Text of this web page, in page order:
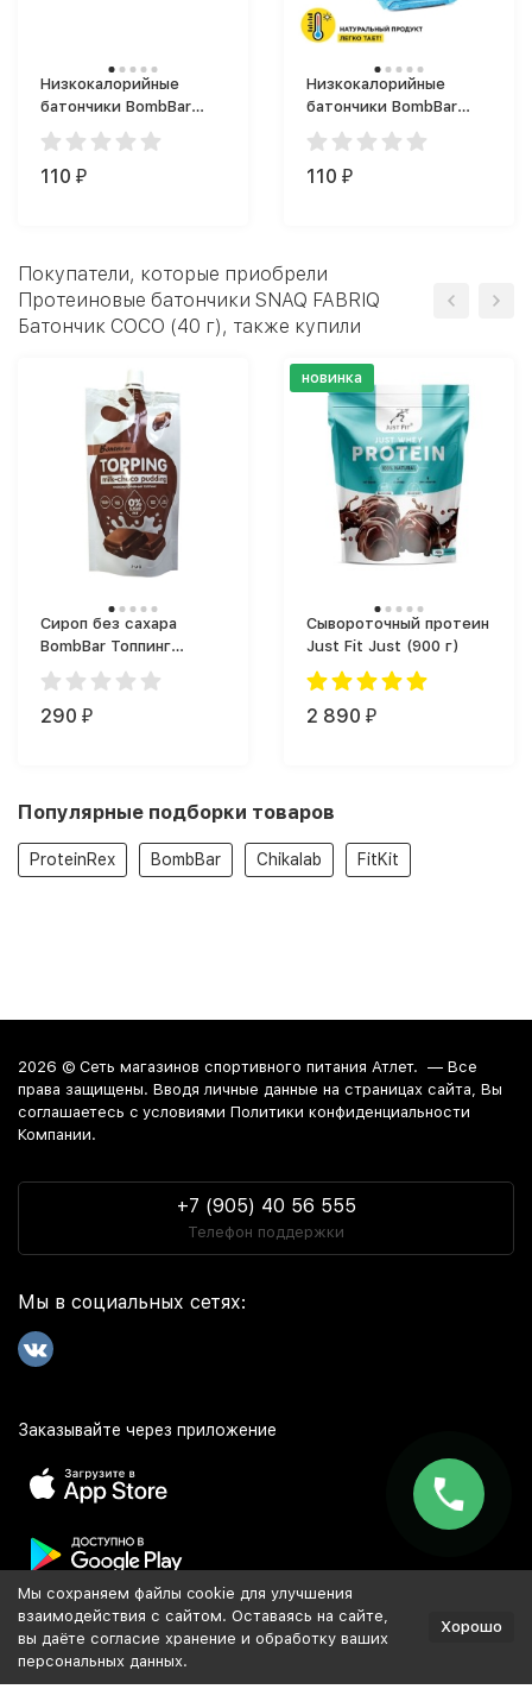
Низкокалорийные
батончики BombBar
Protein Bar (60 г)
110 ₽
Низкокалорийные
батончики BombBar
Батончик
110 ₽
Покупатели, которые приобрели
Протеиновые батончики SNAQ FABRIQ
Батончик COCO (40 г), также купили
Сироп без сахара
BombBar Топпинг
BombBar (240 г)
290 ₽
новинка
Сывороточный протеин
Just Fit Just (900 г)
2 890 ₽
Популярные подборки товаров
ProteinRex BombBar Chikalab FitKit
2026 © Сеть магазинов спортивного питания Атлет. — Все
права защищены. Вводя личные данные на страницах сайта, Вы
соглашаетесь c условиями Политики конфиденциальности
Компании.
+7 (905) 40 56 555
Телефон поддержки
Мы в социальных сетях:
Заказывайте через приложение
Популярное
Мы сохраняем файлы cookie для улучшения
взаимодействия с сайтом. Оставаясь на сайте,
вы даёте согласие хранение и обработку ваших
персональных данных.
Хорошо